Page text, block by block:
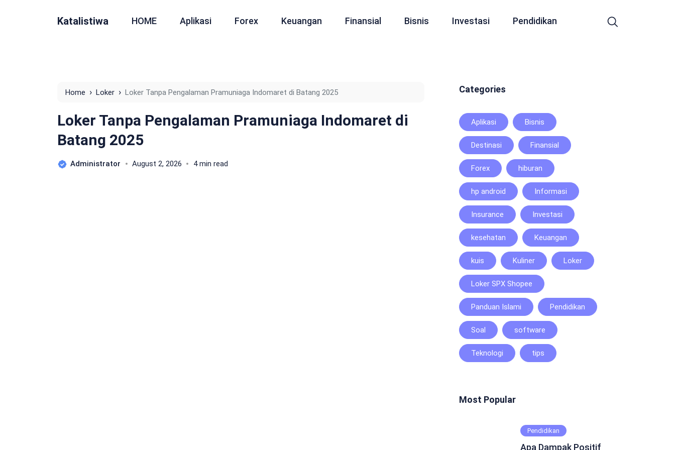
Katalistiwa HOME Aplikasi Forex Keuangan Finansial Bisnis Investasi Pendidikan
Home › Loker › Loker Tanpa Pengalaman Pramuniaga Indomaret di Batang 2025
Loker Tanpa Pengalaman Pramuniaga Indomaret di
Batang 2025
Administrator August 2, 2026 4 min read
Categories
Aplikasi Bisnis
Destinasi Finansial
Forex hiburan
hp android Informasi
Insurance Investasi
kesehatan Keuangan
kuis Kuliner Loker
Loker SPX Shopee
Panduan Islami Pendidikan
Soal software
Teknologi tips
Most Popular
Pendidikan
Apa Dampak Positif